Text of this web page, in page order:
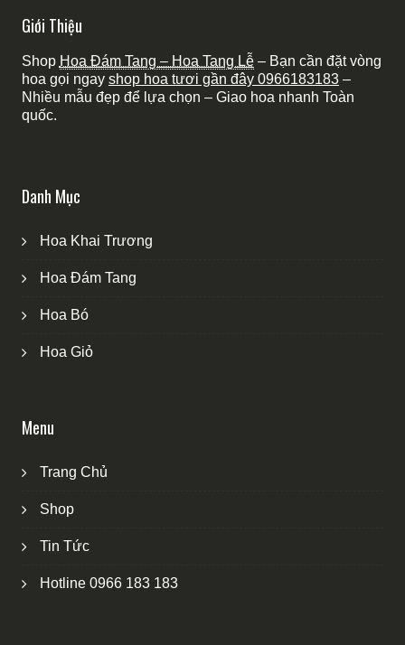
Giới Thiệu
Shop Hoa Đám Tang – Hoa Tang Lễ– Bạn cần đặt vòng
hoa gọi ngay shop hoa tươi gần đây 0966183183–
Nhiều mẫu đẹp để lựa chọn – Giao hoa nhanh Toàn
quốc.
Danh Mục
Hoa Khai Trương
Hoa Đám Tang
Hoa Bó
Hoa Giỏ
Menu
Trang Chủ
Shop
Tin Tức
Hotline 0966 183 183